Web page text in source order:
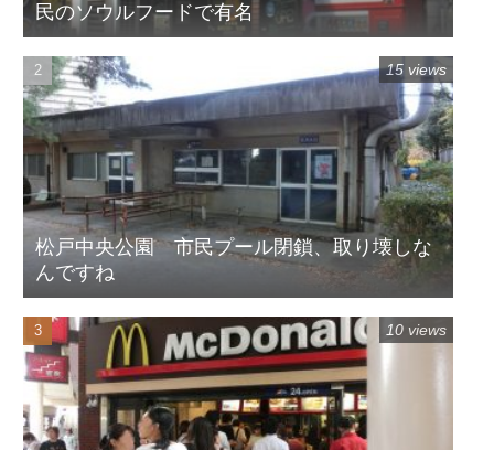
民のソウルフードで有名
松戸中央公園 市民プール閉鎖、取り壊しな
んですね
15 views
10 views